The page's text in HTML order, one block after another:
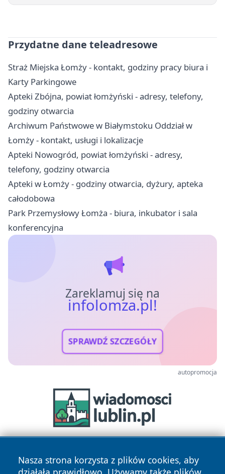
Przydatne dane teleadresowe
Straż Miejska Łomży - kontakt, godziny pracy biura i
Karty Parkingowe
Apteki Zbójna, powiat łomżyński - adresy, telefony,
godziny otwarcia
Archiwum Państwowe w Białymstoku Oddział w
Łomży - kontakt, usługi i lokalizacje
Apteki Nowogród, powiat łomżyński - adresy,
telefony, godziny otwarcia
Apteki w Łomży - godziny otwarcia, dyżury, apteka
całodobowa
Park Przemysłowy Łomża - biura, inkubator i sala
konferencyjna
Zareklamuj się na
infolomza.pl!
SPRAWDŹ SZCZEGÓŁY
autopromocja
Nasza strona korzysta z plików cookies, aby